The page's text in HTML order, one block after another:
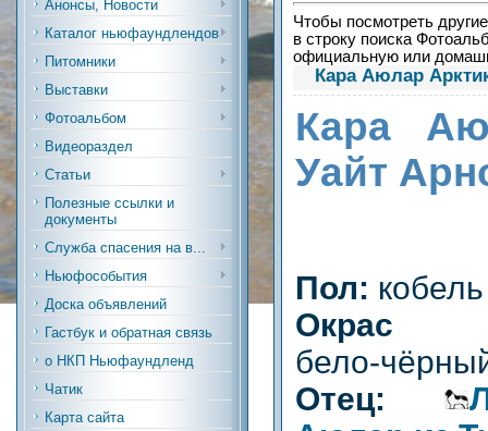
Анонсы, Новости
Каталог ньюфаундлендов
Питомники
Выставки
Фотоальбом
Видеораздел
Статьи
Полезные ссылки и
документы
Служба спасения на в...
Ньюфособытия
Доска объявлений
Гастбук и обратная связь
о НКП Ньюфаундленд
Чатик
Карта сайта
Чтобы посмотреть
в строку поиска
официальную или
Кара Аюлар
Кара
Уайт
Пол: кобель
Окрас
бело-
Отец: